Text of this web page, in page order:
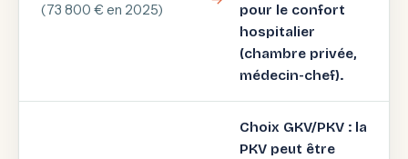
(73 800 € en 2025)
pour le confort
hospitalier
(chambre privée,
médecin-chef).
Choix GKV/PKV : la
PKV peut être